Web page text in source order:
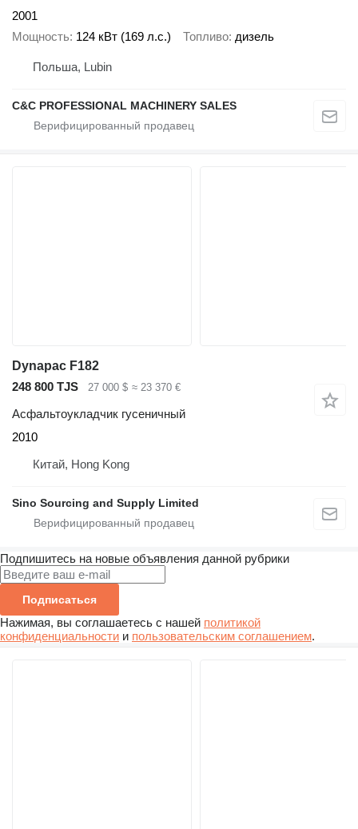
2001
Мощность 124 кВт (169 л.с.) Топливо дизель
Польша, Lubin
C&C PROFESSIONAL MACHINERY SALES
Dynapac F182
248 800 TJS
27 000 $ ≈ 23 370 €
Асфальтоукладчик гусеничный
2010
Китай, Hong Kong
Sino Sourcing and Supply Limited
Подпишитесь на новые объявления данной рубрики
Подписаться
Нажимая, вы соглашаетесь с нашей политикой
конфиденциальности и пользовательским соглашением.